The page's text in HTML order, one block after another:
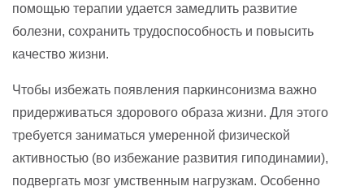
помощью терапии удается замедлить развитие
болезни, сохранить трудоспособность и повысить
качество жизни.
Чтобы избежать появления паркинсонизма важно
придерживаться здорового образа жизни. Для этого
требуется заниматься умеренной физической
активностью (во избежание развития гиподинамии),
подвергать мозг умственным нагрузкам. Особенно